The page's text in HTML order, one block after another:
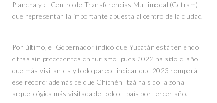
Plancha y el Centro de Transferencias Multimodal (Cetram),
que representan la importante apuesta al centro de la ciudad.
Por último, el Gobernador indicó que Yucatán está teniendo
cifras sin precedentes en turismo, pues 2022 ha sido el año
que más visitantes y todo parece indicar que 2023 romperá
ese récord; además de que Chichén Itzá ha sido la zona
arqueológica más visitada de todo el país por tercer año.